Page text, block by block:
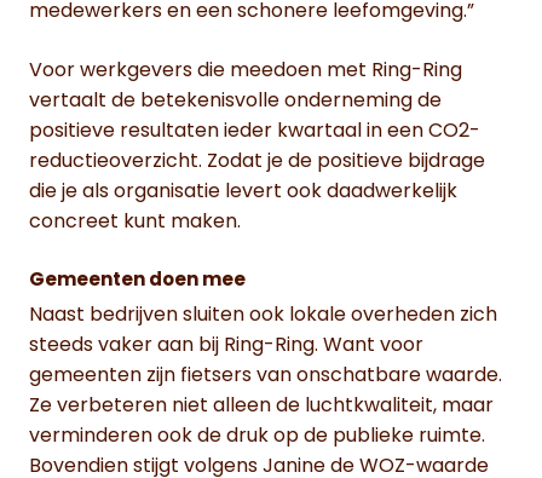
medewerkers en een schonere leefomgeving.”
Voor werkgevers die meedoen met Ring-Ring
vertaalt de betekenisvolle onderneming de
positieve resultaten ieder kwartaal in een CO2-
reductieoverzicht. Zodat je de positieve bijdrage
die je als organisatie levert ook daadwerkelijk
concreet kunt maken.
Gemeenten doen mee
Naast bedrijven sluiten ook lokale overheden zich
steeds vaker aan bij Ring-Ring. Want voor
gemeenten zijn fietsers van onschatbare waarde.
Ze verbeteren niet alleen de luchtkwaliteit, maar
verminderen ook de druk op de publieke ruimte.
Bovendien stijgt volgens Janine de WOZ-waarde